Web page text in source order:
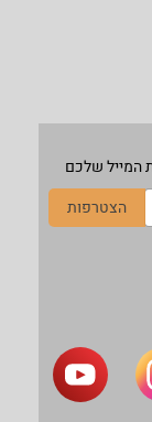
המייל שלכם
הצטרפות